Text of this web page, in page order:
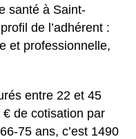
santé à Saint-
de l’adhérent :
et professionnelle,
entre 22 et 45
de cotisation par
75 ans, c’est 1490